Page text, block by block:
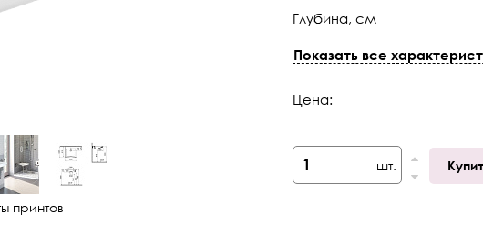
принтов
Глубина, см
Страна
Отверстие под смеситель
Показать все
Цена:
шт.